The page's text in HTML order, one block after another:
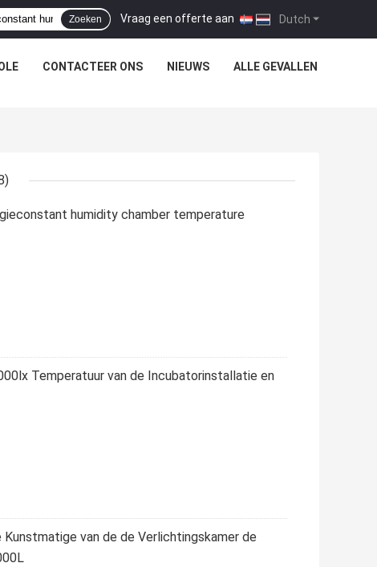
Dutch
Vraag een offerte aan |
Zoeken
CONTACTEER ONS NIEUWS ALLE GEVALLEN
humidity chamber temperature
Temperatuur van de Incubatorinstallatie en
Kunstmatige van de de Verlichtingskamer de